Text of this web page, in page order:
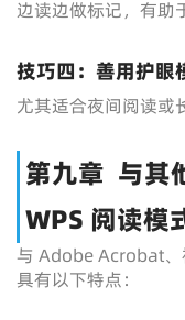
边读边做标记，有助
技巧四：善用护眼
尤其适合夜间阅读或
第九章 与其
WPS 阅读模
与 Adobe Acrobat、
具有以下特点：